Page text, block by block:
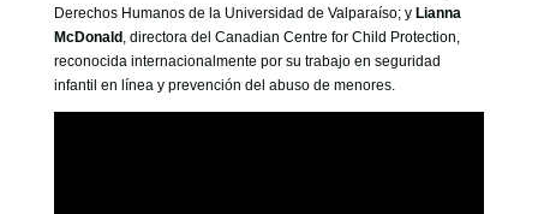
Derechos Humanos de la Universidad de Valparaíso; yLianna
McDonald , directora del Canadian Centre for Child Protection,
reconocida internacionalmente por su trabajo en seguridad
infantil en línea y prevención del abuso de menores.